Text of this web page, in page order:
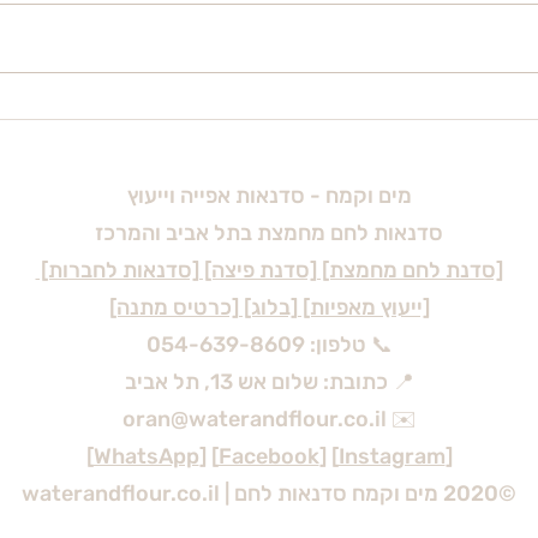
מים וקמח - סדנאות אפייה וייעוץ
סדנאות לחם מחמצת בתל אביב והמרכז
[סדנת לחם מחמצת] [סדנת פיצה] [סדנאות לחברות]
[ייעוץ מאפיות] [בלוג] [כרטיס מתנה]
📞 טלפון: 054-639-8609
📍 כתובת: שלום אש 13, תל אביב
✉️ oran@waterandflour.co.il
[
Instagram
] [
Facebook
] [
WhatsApp
]
©2020 מים וקמח סדנאות לחם | waterandflour.co.il